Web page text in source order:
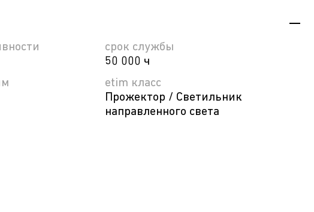
срок службы
50 000 ч
etim класс
Прожектор / Светильник
направленного света